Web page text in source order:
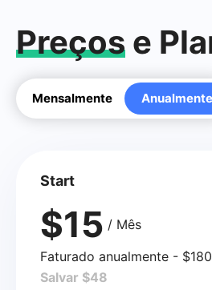
Preços e
Mensalmente Anualmente
Start
$15 / Mês
Faturado anualmente -
Salvar $48